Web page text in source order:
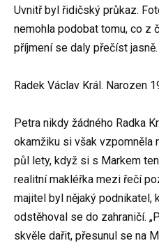
Uvnitř byl řidičský průkaz.
nemohla podobat tomu, co z
příjmení se daly přečíst jasně.
Radek Václav Král. Narozen
Petra nikdy žádného Radka
okamžiku si však vzpomněla
půl lety, když si s Markem
realitní makléřka mezi řečí
majitel byl nějaký podnikatel,
odstěhoval se do zahraničí.
skvěle dařit, přesunul se na